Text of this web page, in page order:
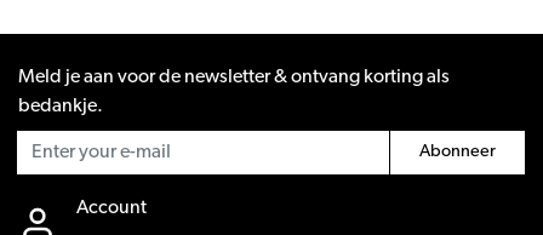
Meld je aan voor de newsletter & ontvang korting als
bedankje.
Abonneer
Account